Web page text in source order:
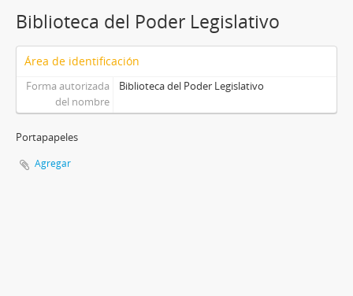
Biblioteca del Poder Legislativo
Área de identificación
Forma autorizada
del nombre
Biblioteca del Poder Legislativo
Portapapeles
Agregar